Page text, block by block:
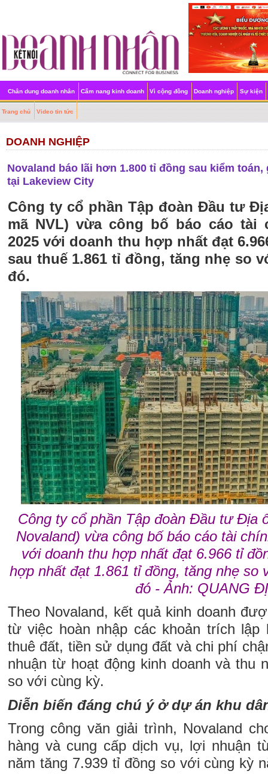
Chân dung doanh nhân Cẩm nang kinh doanh Vì cộng đồng Doanh nghiệp Sự kiện
Trang chủ Video tin tức
DOANH NGHIỆP
Novaland báo lãi hơn 1.800 tỉ đồng sau kiểm
tại Lakeview City
Công ty cổ phần Tập đoàn Đầu tư
mã NVL) vừa công bố báo cáo tài
2025 với doanh thu hợp nhất đạt
sau thuế 1.861 tỉ đồng, tăng nhẹ so
đó.
Công ty cổ phần Tập đoàn Đầu tư Địa
Novaland) vừa công bố báo cáo tài
với doanh thu hợp nhất đạt 6.966 tỉ
hợp nhất đạt 1.861 tỉ đồng, tăng nhẹ so
đó - Ảnh: QUANG
Theo Novaland, kết quả kinh doanh
từ việc hoàn nhập các khoản trích lập
thuê đất, tiền sử dụng đất và chi phí
nhuận từ hoạt động kinh doanh và thu
so với cùng kỳ.
Diễn biến đáng chú ý ở dự án khu
Trong công văn giải trình, Novaland
hàng và cung cấp dịch vụ, lợi nhuận
năm tăng 7.939 tỉ đồng so với cùng kỳ